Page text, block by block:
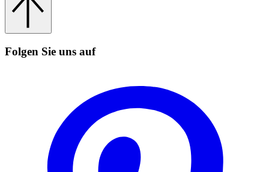
Folgen Sie uns auf